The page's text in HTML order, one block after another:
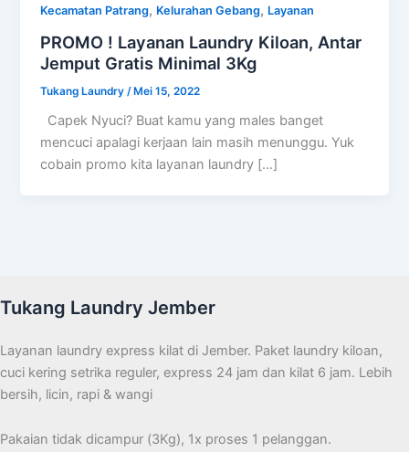
Kecamatan Patrang, Kelurahan Gebang, Layanan
PROMO ! Layanan Laundry Kiloan, Antar
Jemput Gratis Minimal 3Kg
Tukang Laundry /Mei 15, 2022
Capek Nyuci? Buat kamu yang males banget
mencuci apalagi kerjaan lain masih menunggu. Yuk
cobain promo kita layanan laundry […]
Tukang Laundry Jember
Layanan laundry express kilat di Jember. Paket laundry kiloan,
cuci kering setrika reguler, express 24 jam dan kilat 6 jam. Lebih
bersih, licin, rapi & wangi
Pakaian tidak dicampur (3Kg), 1x proses 1 pelanggan.